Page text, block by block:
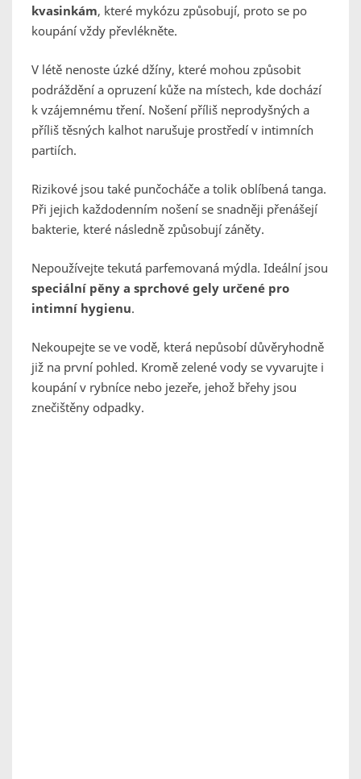
kvasinkám, které mykózu způsobují, proto se po
koupání vždy převlékněte.
V létě nenoste úzké džíny, které mohou způsobit
podráždění a opruzení kůže na místech, kde dochází
k vzájemnému tření. Nošení příliš neprodyšných a
příliš těsných kalhot narušuje prostředí v intimních
partiích.
Rizikové jsou také punčocháče a tolik oblíbená tanga.
Při jejich každodenním nošení se snadněji přenášejí
bakterie, které následně způsobují záněty.
Nepoužívejte tekutá parfemovaná mýdla. Ideální jsou
speciální pěny a sprchové gely určené pro
intimní hygienu.
Nekoupejte se ve vodě, která nepůsobí důvěryhodně
již na první pohled. Kromě zelené vody se vyvarujte i
koupání v rybníce nebo jezeře, jehož břehy jsou
znečištěny odpadky.